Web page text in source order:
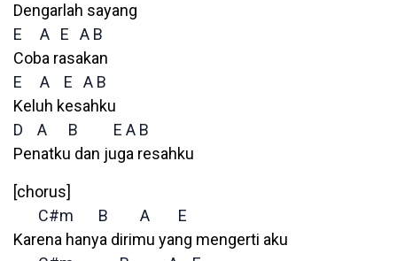
Dengarlah sayang
E
A E A B
Coba rasakan
E
A E A B
Keluh kesahku
D
A B E A B
Penatku dan juga resahku
[chorus]
C#m
B A
E
Karena hanya dirimu yang mengerti aku